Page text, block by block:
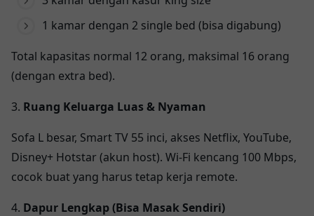
1 kamar dengan 2 single bed (bisa digabung)
Total kapasitas normal 12 orang, maksimal 16 orang
(dengan extra bed).
3. Ruang Keluarga Luas & Nyaman
Sofa L besar, Smart TV 55 inci, akses Netflix, YouTube,
Disney+ Hotstar (akun host). Wi-Fi kencang 100 Mbps,
cocok buat yang harus tetap kerja remote.
4. Dapur Lengkap (Bisa Masak Sendiri)